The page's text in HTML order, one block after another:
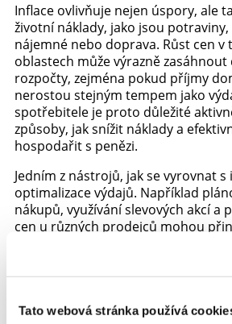
Tato webová stránka používá
Inflace ovlivňuje nejen úspory, ale
životní náklady, jako jsou potraviny,
nájemné nebo doprava. Růst cen v
oblastech může výrazně zasáhnout
rozpočty, zejména pokud příjmy
nerostou stejným tempem jako
spotřebitele je proto důležité
způsoby, jak snížit náklady a
hospodařit s penězi.
Jedním z nástrojů, jak se vyrovnat s
optimalizace výdajů. Například
nákupů, využívání slevových akcí a
cen u různých prodejců mohou
významné úspory. U energií je
zlepšením izolace domácnosti, což
před dalším růstem cen energií.